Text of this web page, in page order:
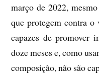
março de 2022,
que protegem contra
capazes de promover
doze meses e, como
composição, não são